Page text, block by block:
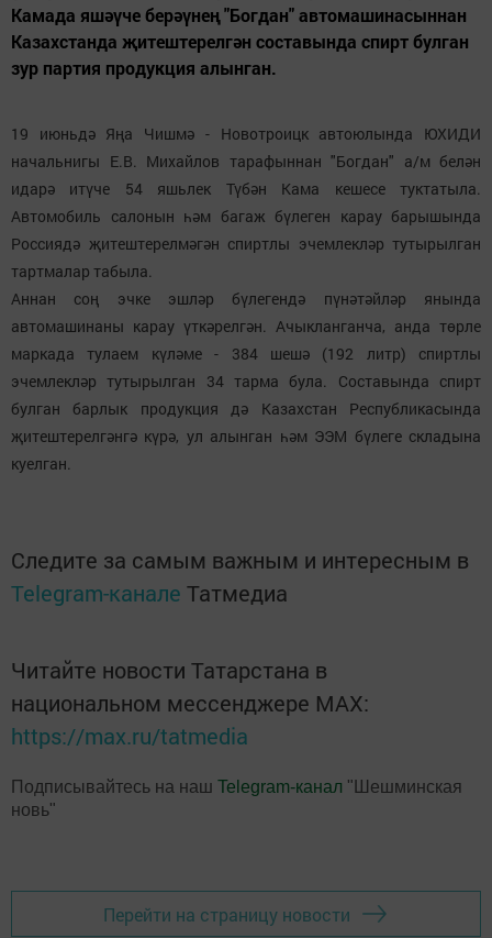
Камада яшәүче берәүнең "Богдан" автомашинасыннан
Казахстанда җитештерелгән составында спирт булган
зур партия продукция алынган.
19 июньдә Яңа Чишмә - Новотроицк автоюлында ЮХИДИ
начальнигы Е.В. Михайлов тарафыннан "Богдан" а/м белән
идарә итүче 54 яшьлек Түбән Кама кешесе туктатыла.
Автомобиль салонын һәм багаж бүлеген карау барышында
Россиядә җитештерелмәгән спиртлы эчемлекләр тутырылган
тартмалар табыла.
Аннан соң эчке эшләр бүлегендә пүнәтәйләр янында
автомашинаны карау үткәрелгән. Ачыкланганча, анда төрле
маркада тулаем күләме - 384 шешә (192 литр) спиртлы
эчемлекләр тутырылган 34 тарма була. Составында спирт
булган барлык продукция дә Казахстан Республикасында
җитештерелгәнгә күрә, ул алынган һәм ЭЭМ бүлеге складына
куелган.
Следите за самым важным и интересным в
Telegram-канале Татмедиа
Читайте новости Татарстана в
национальном мессенджере MАХ:
https://max.ru/tatmedia
Подписывайтесь на наш Telegram-канал "Шешминская
новь"
Перейти на страницу новости